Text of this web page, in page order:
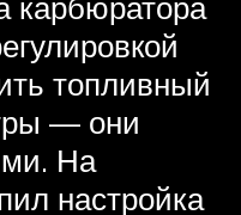
карбюратора
топливный
— они
На
настройка